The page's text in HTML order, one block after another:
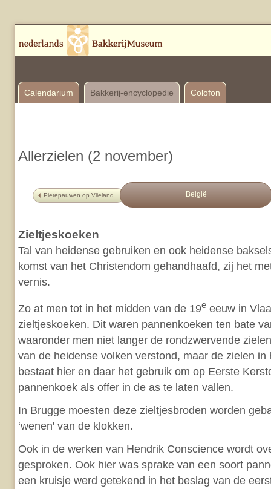
Calendarium Bakkerij-encyclopedie Colofon
Allerzielen (2 november)
Pierepauwen op Vlieland België
Zieltjeskoeken
Tal van heidense gebruiken en ook heidense
komst van het Christendom gehandhaafd, zij het
vernis.
Zo at men tot in het midden van de 19e eeuw in
zieltjeskoeken. Dit waren pannenkoeken ten bate
waaronder men niet langer de rondzwervende
van de heidense volken verstond, maar de zielen in
bestaat hier en daar het gebruik om op Eerste
pannenkoek als offer in de as te laten vallen.
In Brugge moesten deze zieltjesbroden worden
‘wenen' van de klokken.
Ook in de werken van Hendrik Conscience wordt
gesproken. Ook hier was sprake van een soort
een kruisje werd getekend in het beslag van de